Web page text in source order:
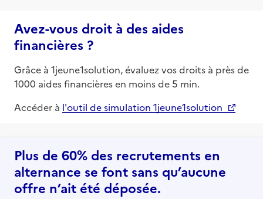
Avez-vous droit à des aides
financières ?
Grâce à 1jeune1solution, évaluez vos droits à près de
1000 aides financières en moins de 5 min.
Accéder à l'outil de simulation 1jeune1solution
Plus de 60% des recrutements en
alternance se font sans qu’aucune
offre n’ait été déposée.